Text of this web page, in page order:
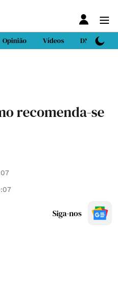
Opinião Vídeos DN Sport
recomenda-se
Siga-nos